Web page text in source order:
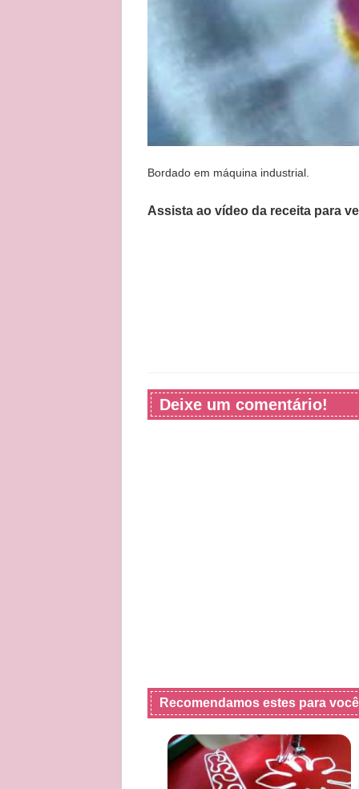
Bordado em máquina industrial.
Assista ao vídeo da receita para
Deixe um comentário!
Recomendamos estes para você